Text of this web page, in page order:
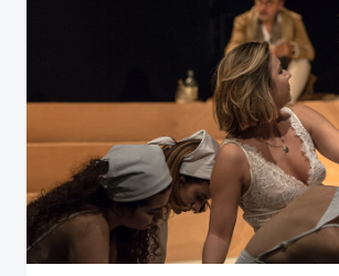
ДРУГО
НЕГО
ДА
ЖИВИМО
ОНАКО
КАКО
БИСМО
ЖЕЛЕЛИ
ДА
ЖИВИМО